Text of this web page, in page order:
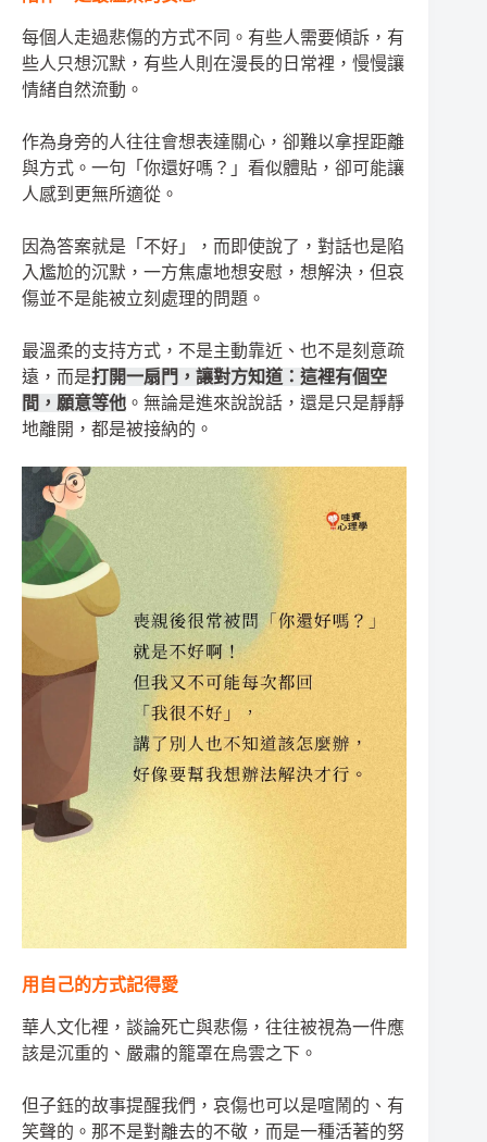
每個人走過悲傷的方式不同。有些人需要傾訴，有
些人只想沉默，有些人則在漫長的日常裡，慢慢讓
情緒自然流動。
作為身旁的人往往會想表達關心，卻難以拿捏距離
與方式。一句「你還好嗎？」看似體貼，卻可能讓
人感到更無所適從。
因為答案就是「不好」，而即使說了，對話也是陷
入尷尬的沉默，一方焦慮地想安慰，想解決，但哀
傷並不是能被立刻處理的問題。
最溫柔的支持方式，不是主動靠近、也不是刻意疏
遠，而是打開一扇門，讓對方知道：這裡有個空
間，願意等他 。無論是進來說說話，還是只是靜靜
地離開，都是被接納的。
用自己的方式記得愛
華人文化裡，談論死亡與悲傷，往往被視為一件應
該是沉重的、嚴肅的籠罩在烏雲之下。
但子鈺的故事提醒我們，哀傷也可以是喧鬧的、有
笑聲的。那不是對離去的不敬，而是一種活著的努